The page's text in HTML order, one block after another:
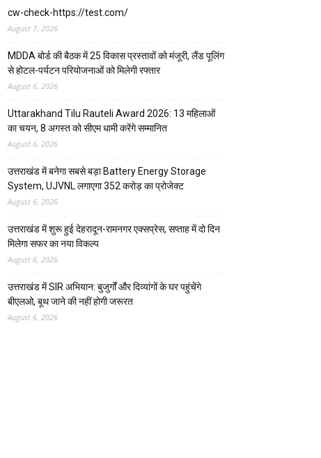
cw-check-https://test.com/
August 7, 2026
MDDA बोर्ड की बैठक में 25 विकास प्रस्तावों को मंजूरी, लैंड पूलिंग
से होटल-पर्यटन परियोजनाओं को मिलेगी रफ्तार
August 6, 2026
Uttarakhand Tilu Rauteli Award 2026: 13 महिलाओं
का चयन, 8 अगस्त को सीएम धामी करेंगे सम्मानित
August 6, 2026
उत्तराखंड में बनेगा सबसे बड़ा Battery Energy Storage
System, UJVNL लगाएगा 352 करोड़ का प्रोजेक्ट
August 6, 2026
उत्तराखंड में शुरू हुई देहरादून-रामनगर एक्सप्रेस, सप्ताह में दो दिन
मिलेगा सफर का नया विकल्प
August 6, 2026
उत्तराखंड में SIR अभियान: बुजुर्गों और दिव्यांगों के घर पहुंचेंगे
बीएलओ, बूथ जाने की नहीं होगी जरूरत
August 6, 2026